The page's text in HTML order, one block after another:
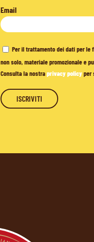
Email
Per il trattamento dei dati per le
non solo, materiale promozionale e
Consulta la nostraprivacy policyper